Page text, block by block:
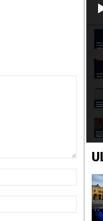
Nome:*
Email:*